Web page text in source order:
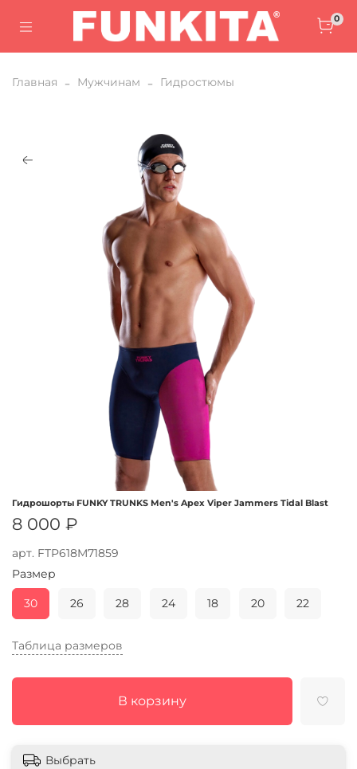
0
Главная Мужчинам Гидростюмы
арт. FTP618M71859
Гидрошорты FUNKY TRUNKS Men's Apex Viper Jammers Tidal Blast
8 000 ₽
Таблица размеров
В корзину
Размер
30 26 28 24 18 20 22
Выбрать